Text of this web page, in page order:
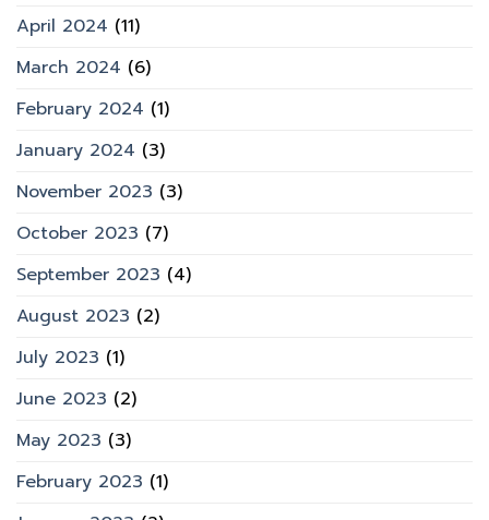
April 2024 (11)
March 2024 (6)
February 2024 (1)
January 2024 (3)
November 2023 (3)
October 2023 (7)
September 2023 (4)
August 2023 (2)
July 2023 (1)
June 2023 (2)
May 2023 (3)
February 2023 (1)